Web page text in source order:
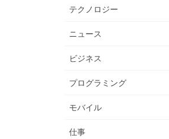
テクノロジー
ニュース
ビジネス
プログラミング
モバイル
仕事